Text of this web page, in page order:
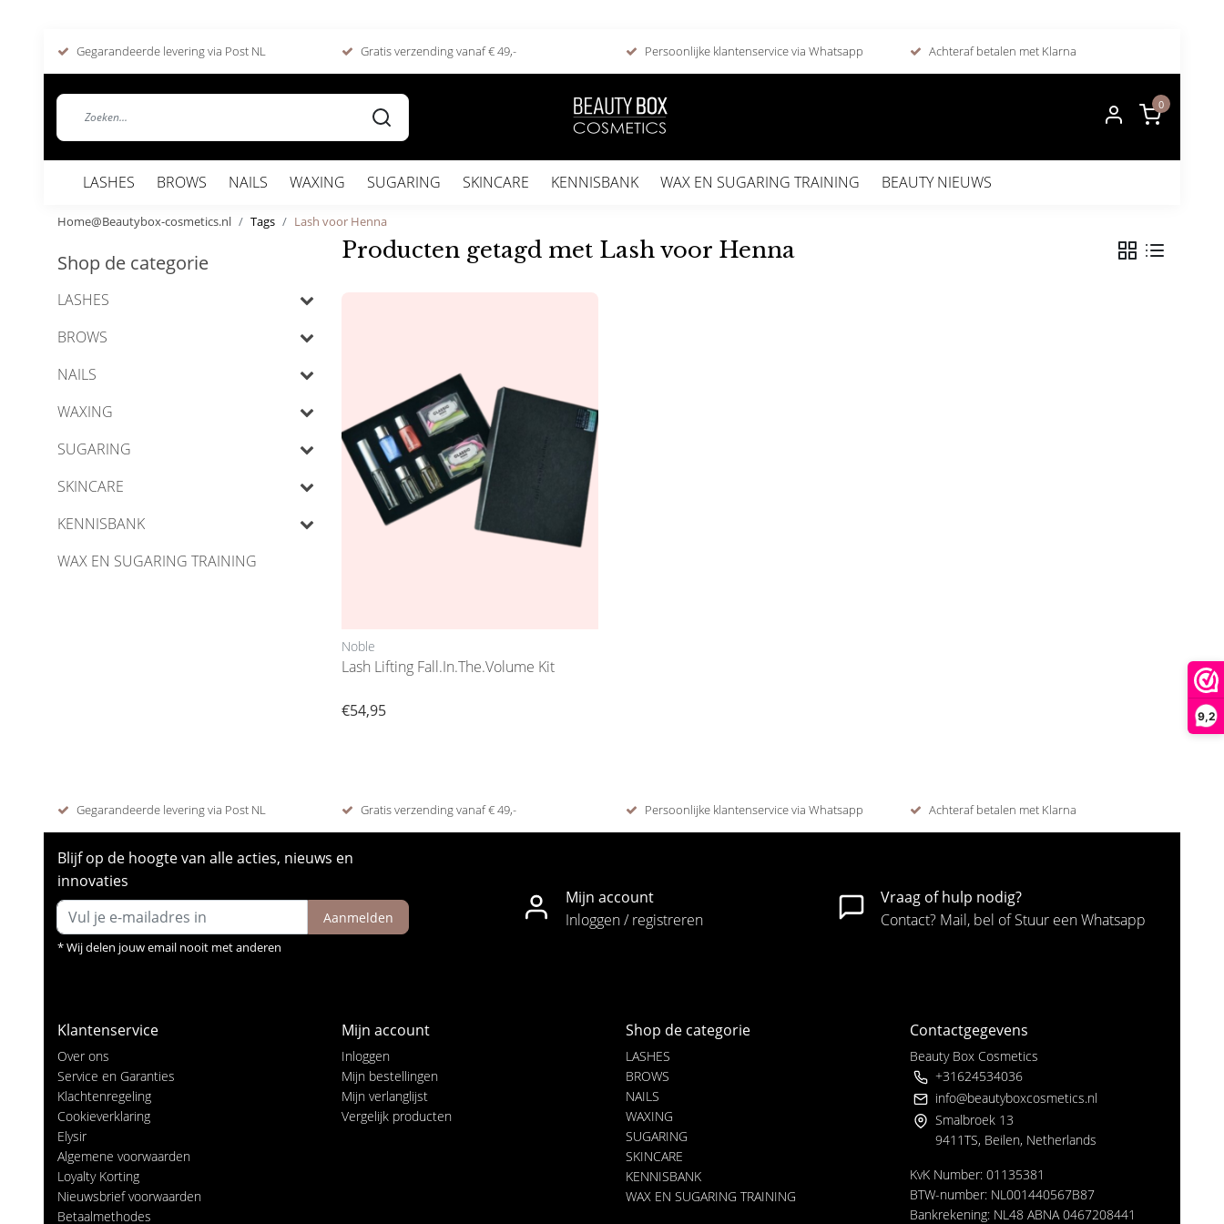
9,2
Gegarandeerde levering via Post NL Gratis verzending vanaf € 49,- Persoonlijke klantenservice via Whatsapp Achteraf betalen met Klarna
0
LASHES BROWS NAILS WAXING SUGARING SKINCARE KENNISBANK WAX EN SUGARING TRAINING BEAUTY NIEUWS
Home@Beautybox-cosmetics.nl Tags Lash voor Henna
Shop de categorie
LASHES
BROWS
NAILS
WAXING
SUGARING
SKINCARE
KENNISBANK
WAX EN SUGARING TRAINING
Producten getagd met Lash voor Henna
Noble
Lash Lifting Fall.In.The.Volume Kit
€54,95
Gegarandeerde levering via Post NL Gratis verzending vanaf € 49,- Persoonlijke klantenservice via Whatsapp Achteraf betalen met Klarna
Blijf op de hoogte van alle acties, nieuws en
innovaties
Aanmelden
* Wij delen jouw email nooit met anderen
Mijn account
Inloggen / registreren
Vraag of hulp nodig?
Contact? Mail, bel of Stuur een Whatsapp
Klantenservice
Over ons
Service en Garanties
Klachtenregeling
Cookieverklaring
Elysir
Algemene voorwaarden
Loyalty Korting
Nieuwsbrief voorwaarden
Betaalmethodes
Mijn account
Inloggen
Mijn bestellingen
Mijn verlanglijst
Vergelijk producten
Shop de categorie
LASHES
BROWS
NAILS
WAXING
SUGARING
SKINCARE
KENNISBANK
WAX EN SUGARING TRAINING
Contactgegevens
Beauty Box Cosmetics
+31624534036
info@beautyboxcosmetics.nl
Smalbroek 13
9411TS, Beilen, Netherlands
KvK Number: 01135381
BTW-number: NL001440567B87
Bankrekening: NL48 ABNA 0467208441